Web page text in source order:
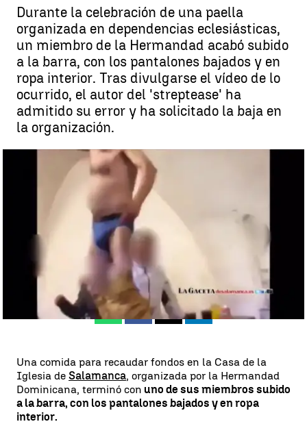
Durante la celebración de una paella
organizada en dependencias eclesiásticas,
un miembro de la Hermandad acabó subido
a la barra, con los pantalones bajados y en
ropa interior. Tras divulgarse el vídeo de lo
ocurrido, el autor del 'streptease' ha
admitido su error y ha solicitado la baja en
la organización.
Un evento de la Hermandad Dominicana de Salamanca termina con
un 'streptease' en la Casa de la Iglesia |
Madrid
Publicado: 02 de mayo de 2018, 12:36
WhatsappFacebook
X Linkedin
Una comida para recaudar fondos en la Casa de la
Iglesia de Salamanca, organizada por la Hermandad
Dominicana, terminó con uno de sus miembros subido
a la barra, con los pantalones bajados y en ropa
interior.